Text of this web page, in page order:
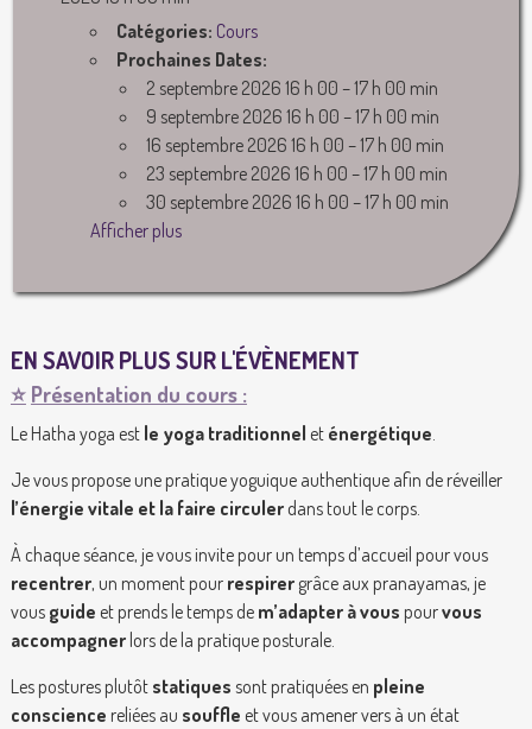
Catégories: Cours
Prochaines Dates:
2 septembre 2026 16 h 00 –17 h 00 min
9 septembre 2026 16 h 00 –17 h 00 min
16 septembre 2026 16 h 00 –17 h 00 min
23 septembre 2026 16 h 00 –17 h 00 min
30 septembre 2026 16 h 00 –17 h 00 min
Afficher plus
EN SAVOIR PLUS SUR L'ÉVÈNEMENT
⭐️ Présentation du cours :
Le Hatha yoga est le yoga traditionnel et énergétique
Je vous propose une pratique yoguique authentique afin de réveiller
l’énergie vitale et la faire circulerdans tout le corps.
À chaque séance, je vous invite pour un temps d’accueil pour vous
recentrer, un moment pour respirergrâce aux pranayamas, je
vous guide et prends le temps de m’adapter à vous pourvous
accompagnerlors de la pratique posturale.
Les postures plutôt statiques sont pratiquées en pleine
conscience reliées au souffle et vous amener vers à un état